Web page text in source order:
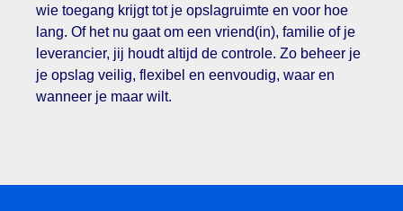
wie toegang krijgt tot je opslagruimte en voor hoe
lang. Of het nu gaat om een vriend(in), familie of je
leverancier, jij houdt altijd de controle. Zo beheer je
je opslag veilig, flexibel en eenvoudig, waar en
wanneer je maar wilt.